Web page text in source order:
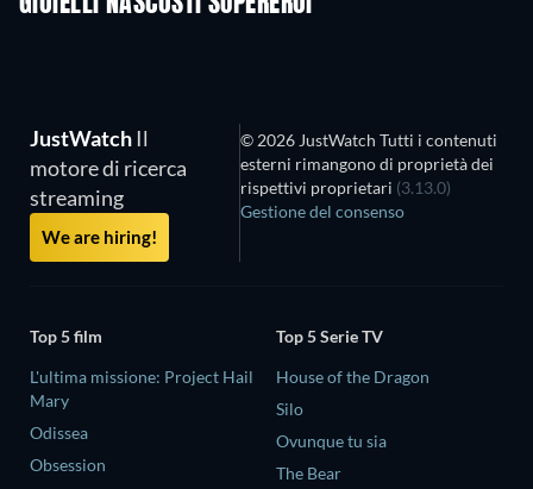
JustWatch Il
motore di ricerca
streaming
We are hiring!
© 2026 JustWatch Tutti i contenuti
esterni rimangono di proprietà dei
rispettivi proprietari (3.13.0)
Gestione del consenso
Top 5 film
L'ultima missione: Project Hail
Mary
Odissea
Obsession
Top 5 Serie TV
House of the Dragon
Silo
Ovunque tu sia
The Bear